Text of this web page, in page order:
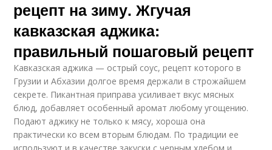
рецепт на зиму. Жгучая
кавказская аджика:
правильный пошаговый рецепт
Кавказская аджика — острый соус, рецепт которого в
Грузии и Абхазии долгое время держали в строжайшем
секрете. Пикантная приправа усиливает вкус мясных
блюд, добавляет особенный аромат любому угощению.
Подают аджику не только к мясу, хороша она
практически ко всем вторым блюдам. По традиции ее